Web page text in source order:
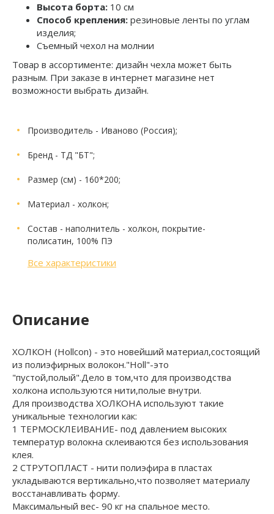
Высота борта: 10 см
Способ крепления: резиновые ленты по углам
изделия;
Съемный чехол на молнии
Товар в ассортименте: дизайн чехла может быть
разным. При заказе в интернет магазине нет
возможности выбрать дизайн.
Производитель - Иваново (Россия);
Бренд - ТД "БТ";
Размер (см) - 160*200;
Материал - холкон;
Состав - наполнитель - холкон, покрытие-
полисатин, 100% ПЭ
Все характеристики
Описание
ХОЛКОН (Hollcon) - это новейший материал,состоящий
из полиэфирных волокон."Holl"-это
"пустой,полый".Дело в том,что для производства
холкона используются нити,полые внутри.
Для производства ХОЛКОНА используют такие
уникальные технологии как:
1 ТЕРМОСКЛЕИВАНИЕ- под давлением высоких
температур волокна склеиваются без использования
клея.
2 СТРУТОПЛАСТ - нити полиэфира в пластах
укладываются вертикально,что позволяет материалу
восстанавливать форму.
Максимальный вес- 90 кг на спальное место.